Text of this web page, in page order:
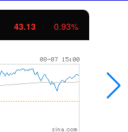
43.13 0.93%